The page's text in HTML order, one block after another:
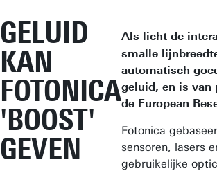
GELUID
KAN
FOTONICA
'BOOST'
GEVEN
Als licht de
smalle
automatisch
geluid, en is van
de European
Fotonica
sensoren, lasers
gebruikelijke